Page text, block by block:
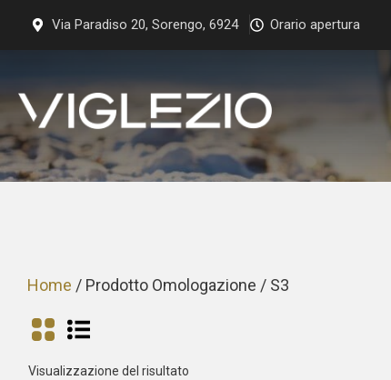
Via Paradiso 20, Sorengo, 6924 Orario apertura
Home / Prodotto Omologazione / S3
Visualizzazione del risultato